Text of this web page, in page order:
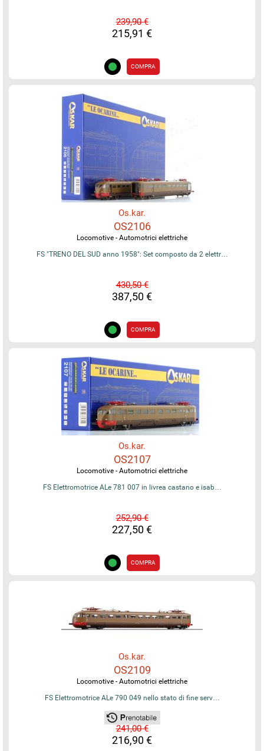
239,90 €
215,91 €
COMPRA
Os.kar.
OS2106
Locomotive - Automotrici elettriche
FS "TRENO DEL SUD anno 1958": Set composto da 2 elettr…
430,50 €
387,50 €
COMPRA
Os.kar.
OS2107
Locomotive - Automotrici elettriche
FS Elettromotrice ALe 781 007 in livrea castano e isab…
252,90 €
227,50 €
COMPRA
Os.kar.
OS2109
Locomotive - Automotrici elettriche
FS Elettromotrice ALe 790 049 nello stato di fine serv…
241,00 €
216,90 €